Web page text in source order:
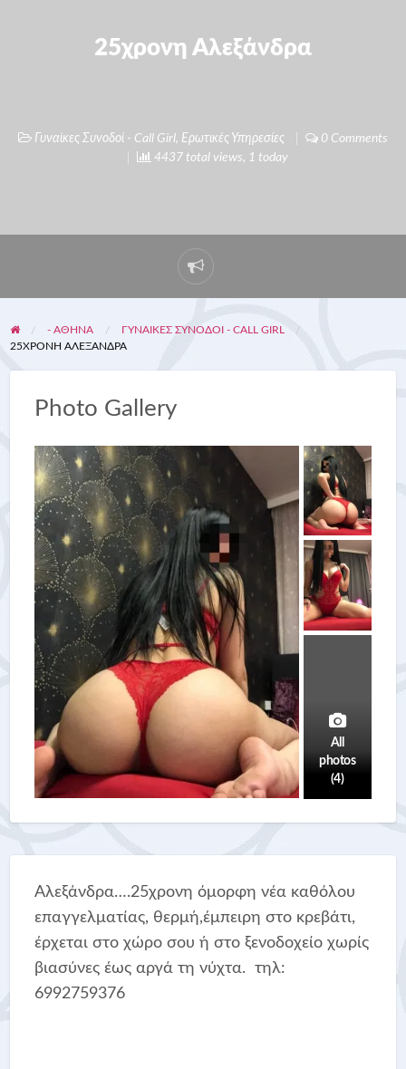
25χρονη Αλεξάνδρα
Γυναίκες Συνοδοί - Call Girl, Ερωτικές Υπηρεσίες
0 Comments
4437 total views, 1 today
- ΑΘΗΝΑ
ΓΥΝΑΊΚΕΣ ΣΥΝΟΔΟΊ - CALL GIRL
25ΧΡΟΝΗ ΑΛΕΞΆΝΔΡΑ
Photo Gallery
All
photos
(4)
Αλεξάνδρα….25χρονη όμορφη νέα καθόλου
επαγγελματίας, θερμή,έμπειρη στο κρεβάτι,
έρχεται στο χώρο σου ή στο ξενοδοχείο χωρίς
βιασύνες έως αργά τη νύχτα. τηλ:
6992759376